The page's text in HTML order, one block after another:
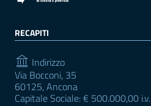
RECAPITI
Indirizzo
Via Bocconi, 35
60125, Ancona
Capitale Sociale: € 500.000,00 i.v.